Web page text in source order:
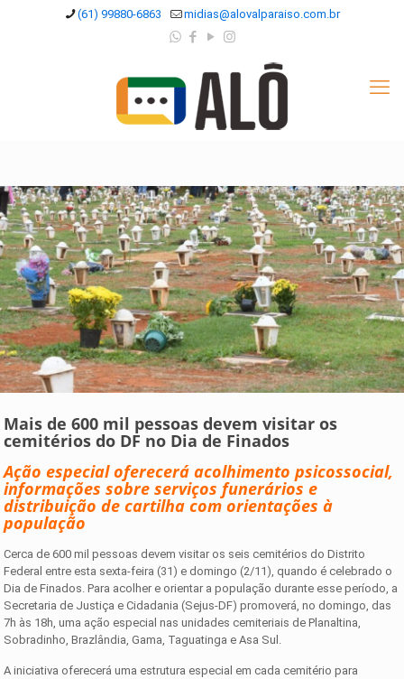
(61) 99880-6863 midias@alovalparaiso.com.br
Mais de 600 mil pessoas devem visitar os
cemitérios do DF no Dia de Finados
Ação especial oferecerá acolhimento psicossocial,
informações sobre serviços funerários e
distribuição de cartilha com orientações à
população
Cerca de 600 mil pessoas devem visitar os seis cemitérios do Distrito
Federal entre esta sexta-feira (31) e domingo (2/11), quando é celebrado o
Dia de Finados. Para acolher e orientar a população durante esse período, a
Secretaria de Justiça e Cidadania (Sejus-DF) promoverá, no domingo, das
7h às 18h, uma ação especial nas unidades cemiteriais de Planaltina,
Sobradinho, Brazlândia, Gama, Taguatinga e Asa Sul.
A iniciativa oferecerá uma estrutura especial em cada cemitério para